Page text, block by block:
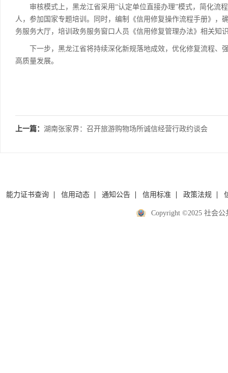
审核模式上，黑龙江省采用“认定单位直接办理”模式，简化流
人，参加国家专题培训。同时，编制《信用修复操作流程手册》
务服务大厅，培训政务服务窗口人员《信用修复管理办法》相关知
下一步，黑龙江省将持续深化新规落地成效，优化修复流程、
高质量发展。
上一篇： 湖南张家界：召开旅游购物场所诚信经营行政约谈会
能力证书查询 信用动态 通知公告 信用标准 政策法规
Copyright ©2025 社会